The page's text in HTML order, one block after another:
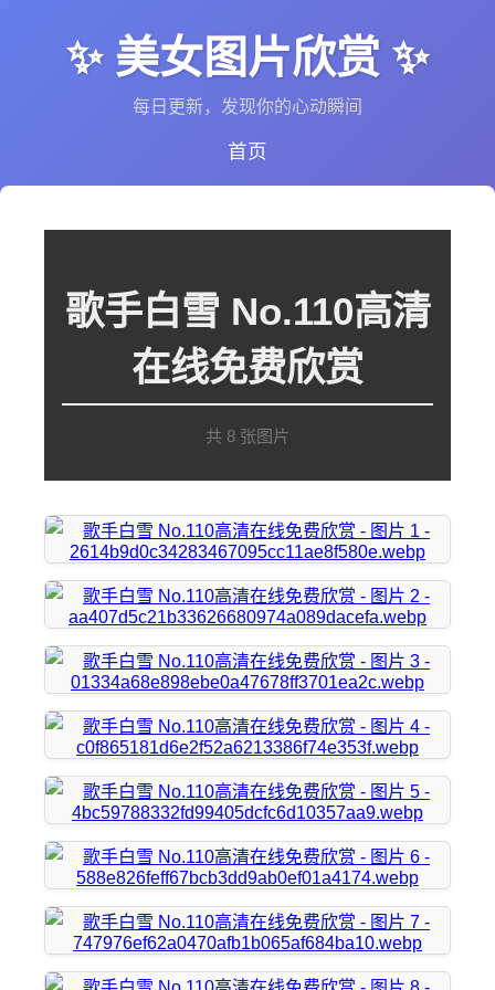
✨ 美女图片欣赏 ✨
每日更新，发现你的心动瞬间
首页
歌手白雪 No.110高清
在线免费欣赏
共 8 张图片